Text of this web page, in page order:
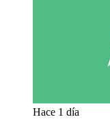
Hace 1 día